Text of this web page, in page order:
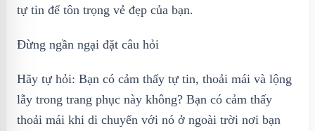
tự tin để tôn trọng vẻ đẹp của bạn.
Đừng ngần ngại đặt câu hỏi
Hãy tự hỏi: Bạn có cảm thấy tự tin, thoải mái và lộng
lẫy trong trang phục này không? Bạn có cảm thấy
thoải mái khi di chuyển với nó ở ngoài trời nơi bạn